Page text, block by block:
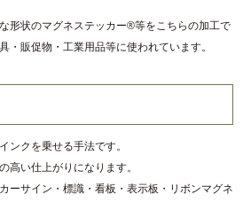
形状のマグネステッカー®等をこちらの加工で
・販促物・工業用品等に使われています。
ンクを乗せる手法です。
高い仕上がりになります。
ーサイン・標識・看板・表示板・リボンマグネ